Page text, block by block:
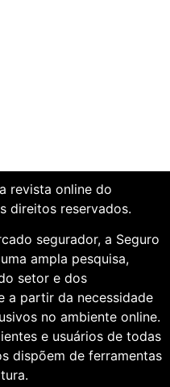
revista online do
direitos reservados.
segurador, a Seguro
ampla pesquisa,
setor e dos
a partir da necessidade
no ambiente online.
e usuários de todas
dispõem de ferramentas